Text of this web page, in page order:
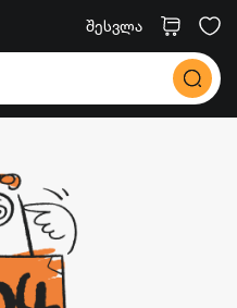
შესვლა